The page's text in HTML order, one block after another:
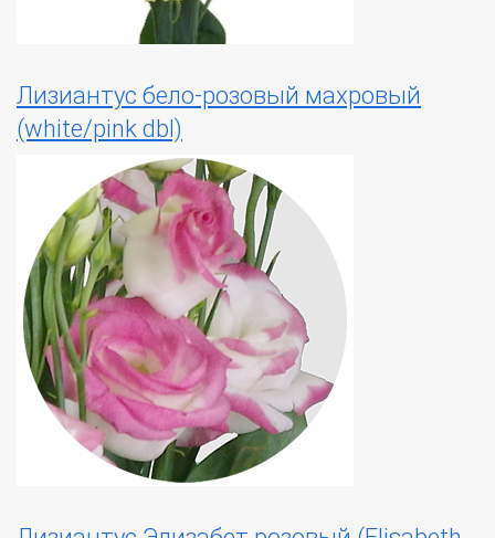
Лизиантус бело-розовый махровый
(white/pink dbl)